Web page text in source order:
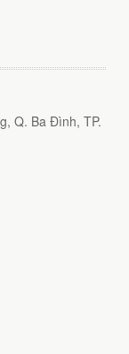
Q. Ba Đình, TP.